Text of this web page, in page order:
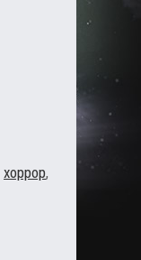
хоррор,